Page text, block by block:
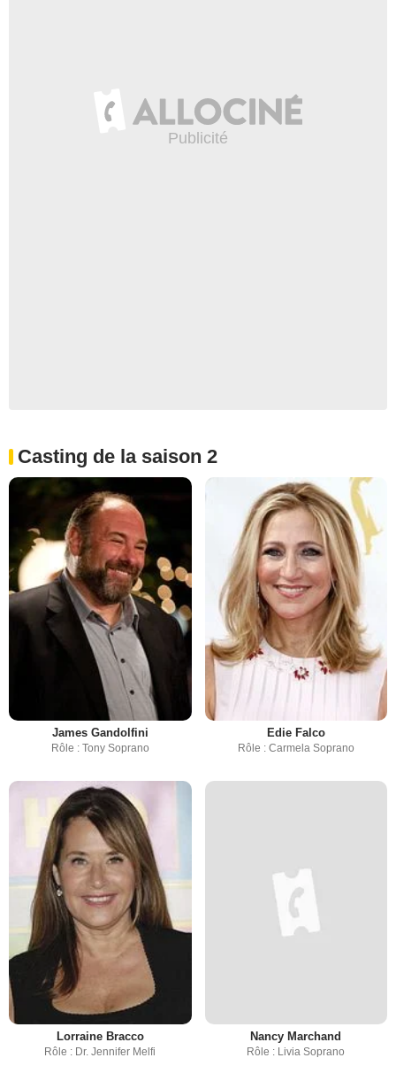
Casting de la saison 2
James Gandolfini
Rôle : Tony Soprano
Edie Falco
Rôle : Carmela Soprano
Lorraine Bracco
Rôle : Dr. Jennifer Melfi
Nancy Marchand
Rôle : Livia Soprano